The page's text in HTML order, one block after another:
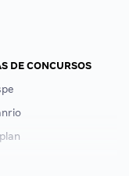
DE CONCURSOS